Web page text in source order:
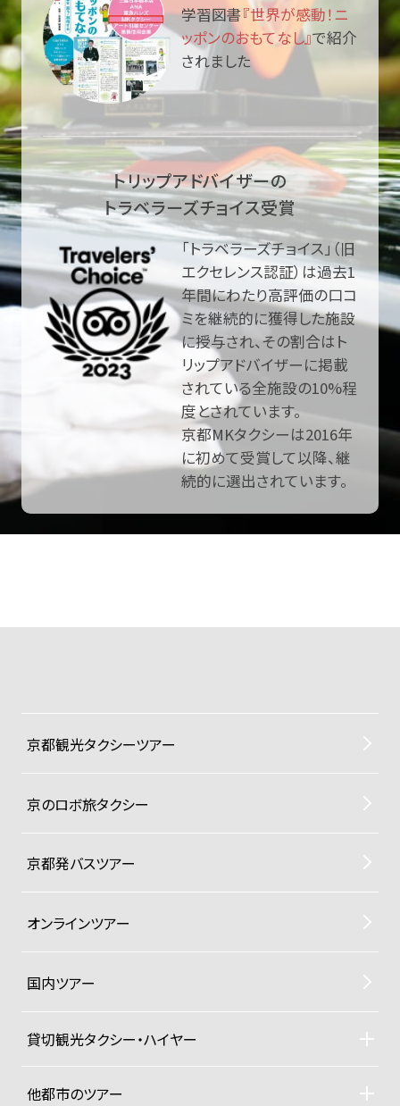
学習図書『世界が感動！ニ
ッポンのおもてなし』で紹介
されました
トリップアドバイザーの
トラベラーズチョイス受賞
「トラベラーズチョイス」（旧
エクセレンス認証）は過去1
年間にわたり高評価の口コ
ミを継続的に獲得した施設
に授与され、その割合はト
リップアドバイザーに掲載
されている全施設の10%程
度とされています。
京都MKタクシーは2016年
に初めて受賞して以降、継
続的に選出されています。
京都観光タクシーツアー
京のロボ旅タクシー
京都発バスツアー
オンラインツアー
国内ツアー
貸切観光タクシー・ハイヤー
貸切観光タクシー・ハイヤーTOP
車両ラインナップと料金
他都市のツアー